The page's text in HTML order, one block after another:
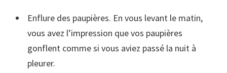
Enflure des paupières. En vous levant le matin,
vous avez l’impression que vos paupières
gonflent comme si vous aviez passé la nuit à
pleurer.